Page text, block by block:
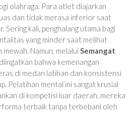
olahraga. Para atlet diajarkan
dan tidak merasa inferior saat
Sering kali, penghalang utama bagi
yang minder saat melihat
Namun, melaluiSemangat
bahwa kemenangan
di medan latihan dan konsistensi
Pelatihan mental ini sangat krusial
di kompetisi luar daerah, mereka
terbaik tanpa terbebani oleh